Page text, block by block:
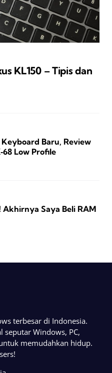
KL150 – Tipis dan
Baru, Review
Low Profile
Akhirnya Saya Beli RAM
terbesar di Indonesia.
seputar Windows, PC,
memudahkan hidup.